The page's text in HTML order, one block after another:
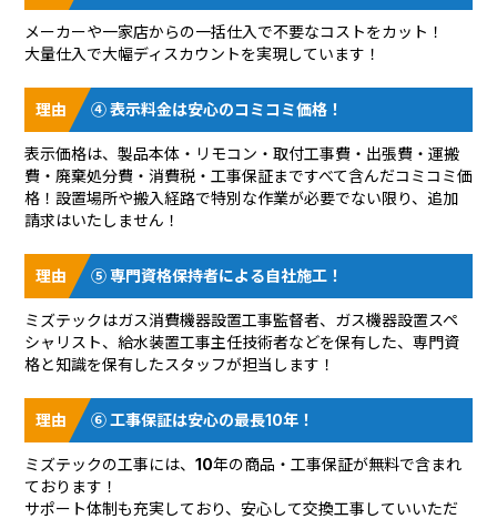
メーカーや一家店からの一括仕入で不要なコストをカット！
大量仕入で大幅ディスカウントを実現しています！
④ 表示料金は安心のコミコミ価格！
表示価格は、製品本体・リモコン・取付工事費・出張費・運搬
費・廃棄処分費・消費税・工事保証まですべて含んだコミコミ価
格！設置場所や搬入経路で特別な作業が必要でない限り、追加
請求はいたしません！
⑤ 専門資格保持者による自社施工！
ミズテックはガス消費機器設置工事監督者、ガス機器設置スペ
シャリスト、給水装置工事主任技術者などを保有した、専門資
格と知識を保有したスタッフが担当します！
⑥ 工事保証は安心の最長10年！
ミズテックの工事には、10年の商品・工事保証が無料で含まれ
ております！
サポート体制も充実しており、安心して交換工事していいただ